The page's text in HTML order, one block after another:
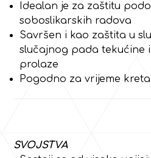
Idealan je za zaštitu
soboslikarskih radova
Savršen i kao zaštita u
slučajnog pada tekućine
prolaze
Pogodno za vrijeme
SVOJSTVA